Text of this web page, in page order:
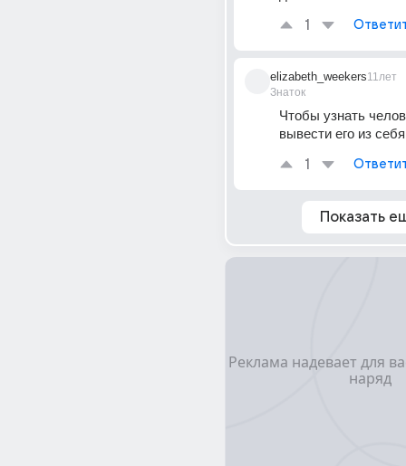
1
elizabeth_weekers
Знаток
11лет
Чтобы узнать
вывести его из
1
Показать